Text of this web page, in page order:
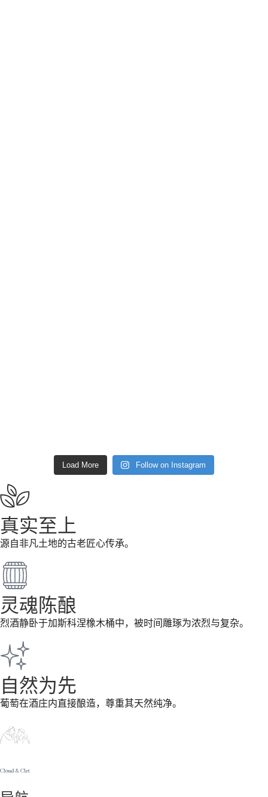
Load More Follow on Instagram
真实至上
源自非凡土地的古老匠心传承。
灵魂陈酿
烈酒静卧于加斯科涅橡木桶中，被时间 雕琢为浓烈与复杂。
自然为先
葡萄在酒庄内直接酿造，尊重其天然纯净。